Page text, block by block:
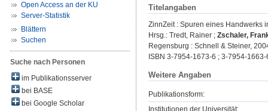
Open Access an der KU
Server-Statistik
Blättern
Suchen
Suche nach Personen
im Publikationsserver
bei BASE
bei Google Scholar
Titelangaben
ZinnZeit : Spuren eines Handwerks
Hrsg.: Tredt, Rainer ; Zschaler,
Regensburg : Schnell & Steiner,
ISBN 3-7954-1673-6 ; 3-7954-1663-
Weitere Angaben
Publikationsform:
Institutionen der Universität: